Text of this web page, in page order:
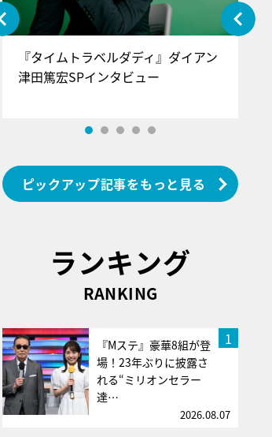
『タイムトラベルダディ』ダイアン
津田篤宏SPインタビュー
ピックアップ記事をもっと見る
ランキング
RANKING
1
『Mステ』豪華8組が登
場！23年ぶりに披露さ
れる“ミリオンセラー
達…
2026.08.07